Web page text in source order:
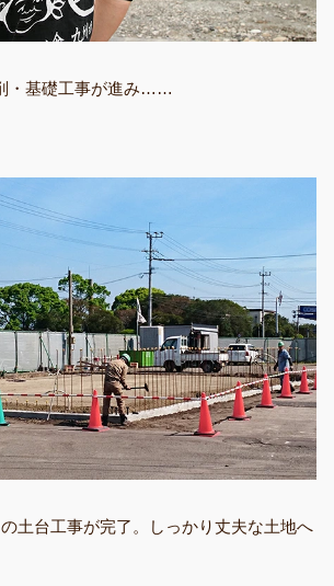
・基礎工事が進み……
土台工事が完了。しっかり丈夫な土地へ